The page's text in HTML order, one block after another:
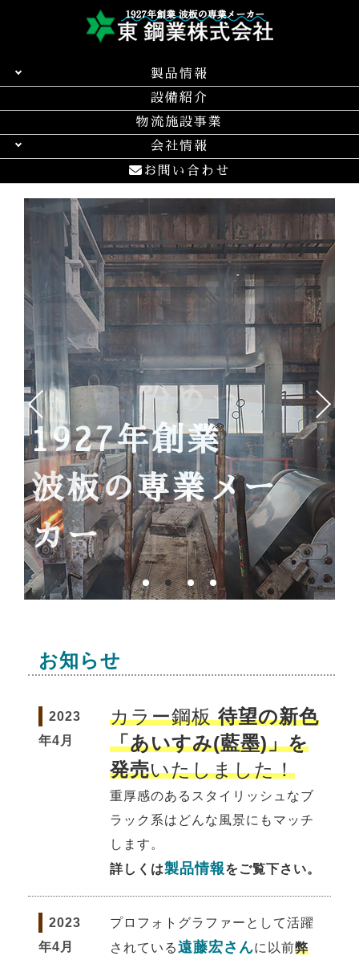
製品情報
設備紹介
物流施設事業
会社情報
お問い合わせ
1927年創業
波板の専業メー
カー
溶融亜鉛めっ
き、
カラー塗装から
波付加工まで
待望の
ブラック色。
カラー鋼板新色
「あいすみ(藍
墨)」
新発売！！！
お知らせ
2023
年4月
カラー鋼板待望の新色
「あいすみ(藍墨)」を
発売いたしました！
重厚感のあるスタイリッシュなブ
ラック系はどんな風景にもマッチ
します。
詳しくは製品情報をご覧下さい。
2023
年4月
プロフォトグラファーとして活躍
されている遠藤宏さんに以前弊